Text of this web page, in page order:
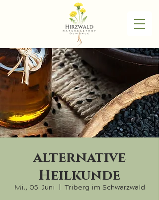
alternative
Heilkunde
Mi., 05. Juni
  |
Triberg im Schwarzwald